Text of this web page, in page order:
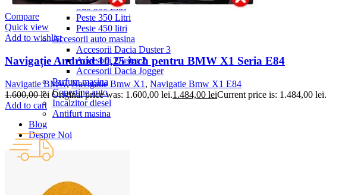
Sub 350 Litri
Peste 350 Litri
Peste 450 litri
Accesorii auto masina
Accesorii Dacia Duster 3
Accesorii Duster 2
Accesorii Dacia Jogger
Parfum masina
Copertine auto
Incalzitor diesel
Antifurt masina
Blog
Despre Noi
Compare
Quick view
Add to wishlist
Navigație Android 10,25 inch pentru BMW X1 Seria E84
Navigatie BMW,Navigatie Bmw X1 , Navigatie Bmw X1 E84
1.600,00lei Original price was: 1.600,00 lei.1.484,00 leiCurrent price is: 1.484,00 lei.
Add to cart